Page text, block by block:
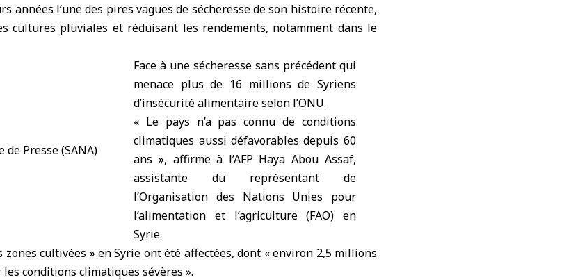
années l’une des pires vagues de sécheresse de son histoire récente,
cultures pluviales et réduisant les rendements, notamment dans le
Face à une sécheresse sans précédent qui
menace plus de 16 millions de Syriens
d’insécurité alimentaire selon l’ONU.
« Le pays n’a pas connu de conditions
climatiques aussi défavorables depuis 60
ans », affirme à l’AFP Haya Abou Assaf,
assistante du représentant de
l’Organisation des Nations Unies pour
l’alimentation et l’agriculture (FAO) en
Syrie.
zones cultivées » en Syrie ont été affectées, dont « environ 2,5 millions
conditions climatiques sévères ».